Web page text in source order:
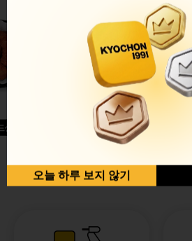
글윙
반반순살[레드+허니]
오늘 하루 보지 않기